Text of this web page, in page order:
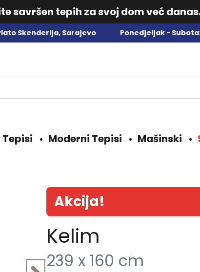
savršen tepih za svoj dom već
Skenderija, Sarajevo Ponedjeljak -
Tepisi Moderni Tepisi Mašinski
Akcija!
Kelim
239 x 160 cm